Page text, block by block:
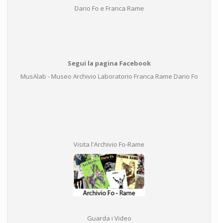
Dario Fo e Franca Rame
Segui la pagina Facebook
MusAlab - Museo Archivio Laboratorio Franca Rame Dario Fo
Visita l'Archivio Fo-Rame
Guarda i Video